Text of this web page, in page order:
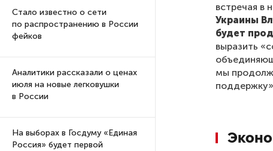
Стало известно о сети
по распространению в России
фейков
Аналитики рассказали о ценах
июля на новые легковушки
в России
На выборах в Госдуму «Единая
Россия» будет первой
встречая в
Украины
будет
выразить
мы